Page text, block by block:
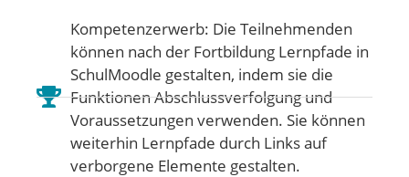
Kompetenzerwerb: Die Teilnehmenden
können nach der Fortbildung Lernpfade in
SchulMoodle gestalten, indem sie die
Funktionen Abschlussverfolgung und
Voraussetzungen verwenden. Sie können
weiterhin Lernpfade durch Links auf
verborgene Elemente gestalten.